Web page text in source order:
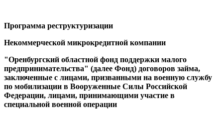
Программа реструктуризации
Некоммерческой микрокредитной компании
"Оренбургский областной фонд поддержки малого
предпринимательства" (далее Фонд) договоров займа,
заключенные с лицами, призванными на военную службу
по мобилизации в Вооруженные Силы Российской
Федерации, лицами, принимающими участие в
специальной военной операции